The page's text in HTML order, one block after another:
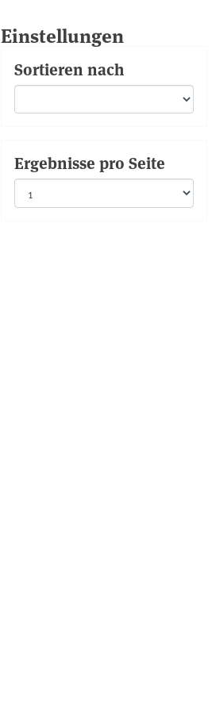
Einstellungen
Sortieren nach
Ergebnisse pro Seite